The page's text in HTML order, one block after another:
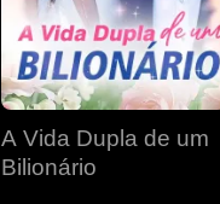
A Vida Dupla de um
Bilionário